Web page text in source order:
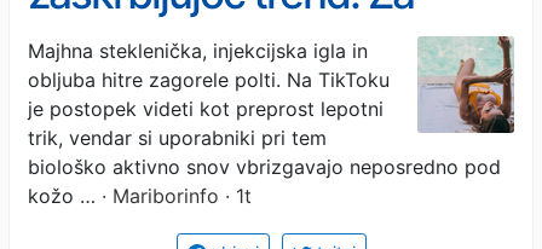
zagorelo polt posegajo po
injekcijah
Majhna steklenička, injekcijska igla in
obljuba hitre zagorele polti. Na TikToku
je postopek videti kot preprost lepotni
trik, vendar si uporabniki pri tem
biološko aktivno snov vbrizgavajo neposredno pod
kožo … · Mariborinfo · 1t